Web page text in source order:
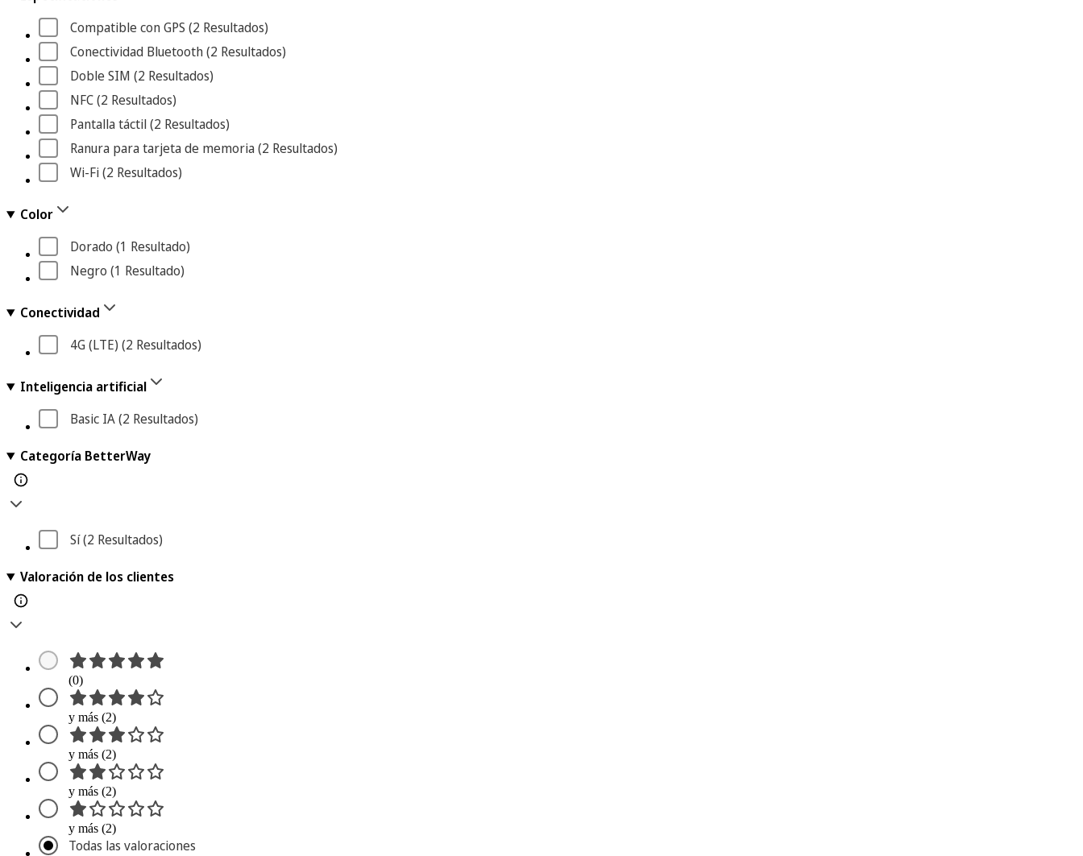
Compatible con GPS (2 Resultados)
Conectividad Bluetooth (2 Resultados)
Doble SIM (2 Resultados)
NFC (2 Resultados)
Pantalla táctil (2 Resultados)
Ranura para tarjeta de memoria (2 Resultados)
Wi-Fi (2 Resultados)
Color
Dorado (1 Resultado)
Negro (1 Resultado)
Conectividad
4G (LTE) (2 Resultados)
Inteligencia artificial
Basic IA (2 Resultados)
Categoría BetterWay
Sí (2 Resultados)
Valoración de los clientes
(0)
y más (2)
y más (2)
y más (2)
y más (2)
Todas las valoraciones